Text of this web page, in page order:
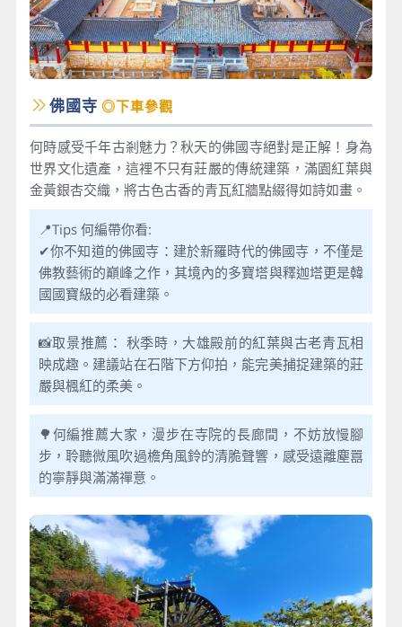
佛國寺 ◎下車參觀
何時感受千年古剎魅力？秋天的佛國寺絕對是正解！身為
世界文化遺產，這裡不只有莊嚴的傳統建築，滿園紅葉與
金黃銀杏交織，將古色古香的青瓦紅牆點綴得如詩如畫。
📍Tips 何編帶你看:
✔你不知道的佛國寺：建於新羅時代的佛國寺，不僅是
佛教藝術的巔峰之作，其境內的多寶塔與釋迦塔更是韓
國國寶級的必看建築。
📸取景推薦： 秋季時，大雄殿前的紅葉與古老青瓦相
映成趣。建議站在石階下方仰拍，能完美捕捉建築的莊
嚴與楓紅的柔美。
🌳何編推薦大家，漫步在寺院的長廊間，不妨放慢腳
步，聆聽微風吹過檐角風鈴的清脆聲響，感受遠離塵囂
的寧靜與滿滿禪意。